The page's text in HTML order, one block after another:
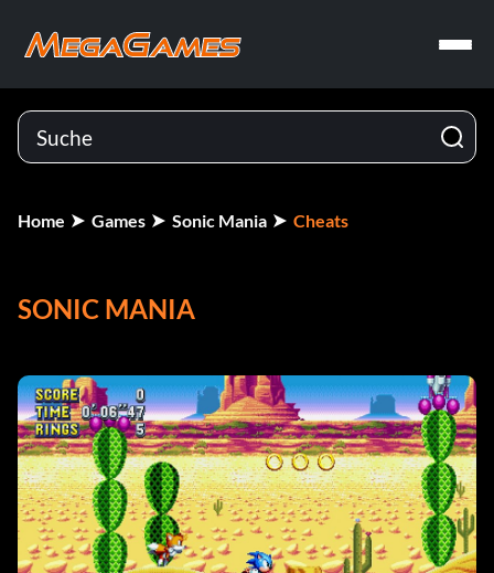
Home Games Sonic Mania Cheats
SONIC MANIA